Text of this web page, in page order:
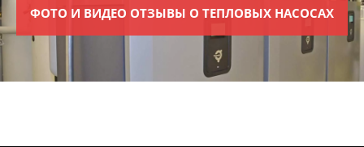
ФОТО И ВИДЕО ОТЗЫВЫ О ТЕПЛОВЫХ НАСОСАХ